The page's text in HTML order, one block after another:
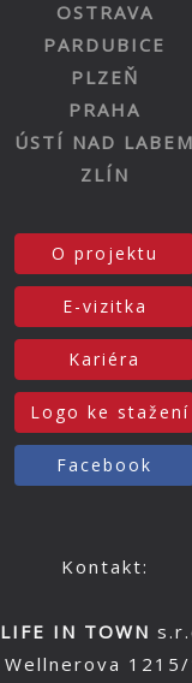
OSTRAVA
PARDUBICE
PLZEŇ
PRAHA
ÚSTÍ NAD LABEM
ZLÍN
O projektu
E-vizitka
Kariéra
Logo ke stažení
Facebook
Kontakt:
LIFE IN TOWN
Wellnerova 1215/